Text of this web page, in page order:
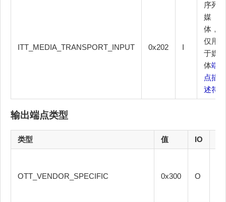
ITT_MEDIA_TRANSPORT_INPUT 0x202 I
序列
媒
体，
仅用
于媒
体端
点描
述符
输出端点类型
类型 值 IO
OTT_VENDOR_SPECIFIC 0x300 O